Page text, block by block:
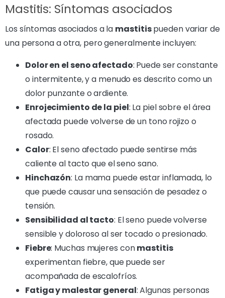
Mastitis: Síntomas asociados
Los síntomas asociados a la mastitispueden variar de
una persona a otra, pero generalmente incluyen:
Dolor en el seno afectado: Puede ser constante
o intermitente, y a menudo es descrito como un
dolor punzante o ardiente.
Enrojecimiento de la piel: La piel sobre el área
afectada puede volverse de un tono rojizo o
rosado.
Calor: El seno afectado puede sentirse más
caliente al tacto que el seno sano.
Hinchazón: La mama puede estar inflamada, lo
que puede causar una sensación de pesadez o
tensión.
Sensibilidad al tacto: El seno puede volverse
sensible y doloroso al ser tocado o presionado.
Fiebre: Muchas mujeres conmastitis
experimentan fiebre, que puede ser
acompañada de escalofríos.
Fatiga y malestar general: Algunas personas